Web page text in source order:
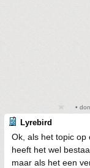
•
Lyrebird
Ok, als het topic op
heeft het wel
maar als het een